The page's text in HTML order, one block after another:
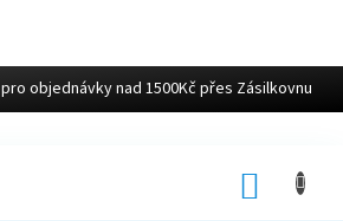
pro objednávky nad 1500Kč přes Zásilkovnu